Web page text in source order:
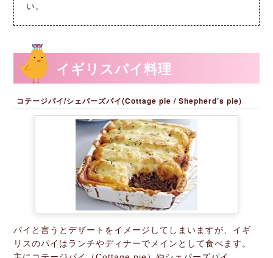
い。
イギリスパイ料理
コテージパイ/シェパーズパイ(Cottage pie / Shepherd’s pie)
パイと言うとデザートをイメージしてしまいますが、イギ
リスのパイはランチやディナーでメインとして食べます。